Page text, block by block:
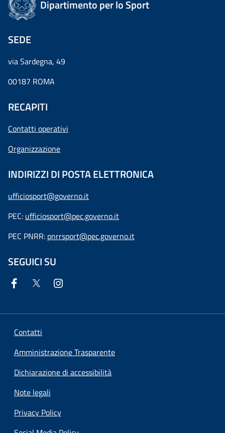
Dipartimento per lo Sport
SEDE
via Sardegna, 49
00187 ROMA
RECAPITI
Contatti operativi
Organizzazione
INDIRIZZI DI POSTA ELETTRONICA
ufficiosport@governo.it
PEC: ufficiosport@pec.governo.it
PEC PNRR: pnrrsport@pec.governo.it
SEGUICI SU
Contatti
Amministrazione Trasparente
Dichiarazione di accessibilità
Note legali
Privacy Policy